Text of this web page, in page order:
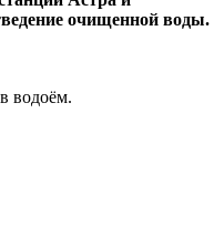
очищенной воды.
водоём.